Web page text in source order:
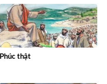
Phúc thật